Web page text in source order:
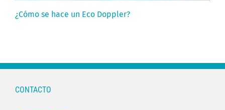
¿Cómo se hace un Eco Doppler?
CONTACTO